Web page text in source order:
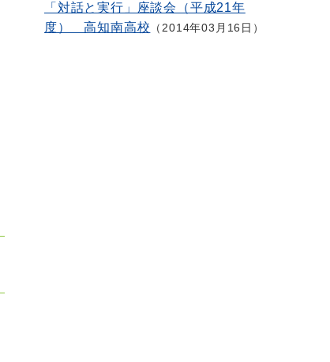
「対話と実行」座談会（平成21年
度） 高知南高校
2014年03月16日